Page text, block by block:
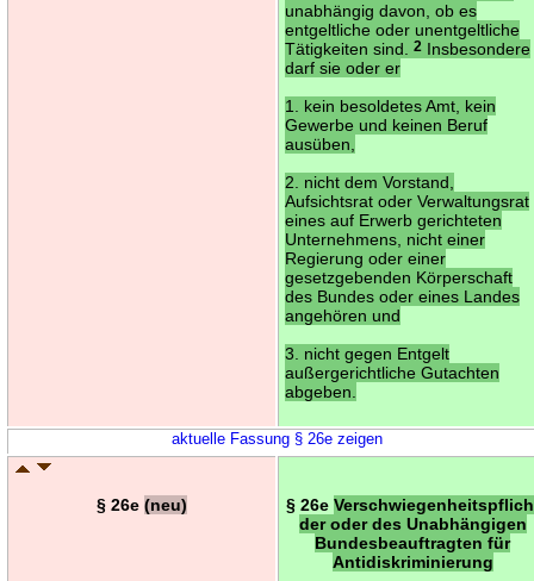
unabhängig davon, ob es
entgeltliche oder unentgeltliche
Tätigkeiten sind.2 Insbesondere
darf sie oder er
1. kein besoldetes Amt, kein
Gewerbe und keinen Beruf
ausüben,
2. nicht dem Vorstand,
Aufsichtsrat oder Verwaltungsrat
eines auf Erwerb gerichteten
Unternehmens, nicht einer
Regierung oder einer
gesetzgebenden Körperschaft
des Bundes oder eines Landes
angehören und
3. nicht gegen Entgelt
außergerichtliche Gutachten
abgeben.
aktuelle Fassung § 26e zeigen
§ 26e(neu) § 26e
der oder des Unabhängigen
Bundesbeauftragten für
Antidiskriminierung